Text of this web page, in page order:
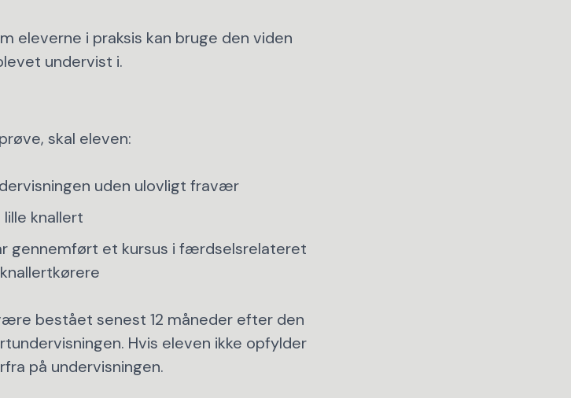
eleverne i praksis kan bruge den viden
undervist i.
skal eleven:
uden ulovligt fravær
knallert
gennemført et kursus i færdselsrelateret
bestået senest 12 måneder efter den
Hvis eleven ikke opfylder
på undervisningen.